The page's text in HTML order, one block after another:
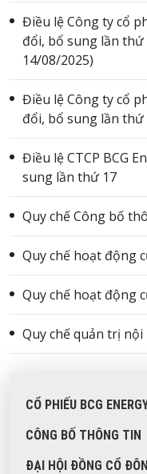
Báo cáo thường niên
Bản tin nhà đầu tư
Lịch sự kiện
PHÁT
TRIỂN
BỀN
VỮNG
NGHỀ
NGHIỆP
TIN
TỨC
HỆ
Điều lệ Công ty cổ
đổi, bổ sung lần thứ
14/08/2025)
Điều lệ Công ty cổ
đổi, bổ sung lần thứ
Điều lệ CTCP BCG
sung lần thứ 17
Quy chế Công bố
Quy chế hoạt động
Quy chế hoạt động
Quy chế quản trị nội
CỔ PHIẾU BCG
CÔNG BỐ THÔNG TIN
ĐẠI HỘI ĐỒNG CỔ